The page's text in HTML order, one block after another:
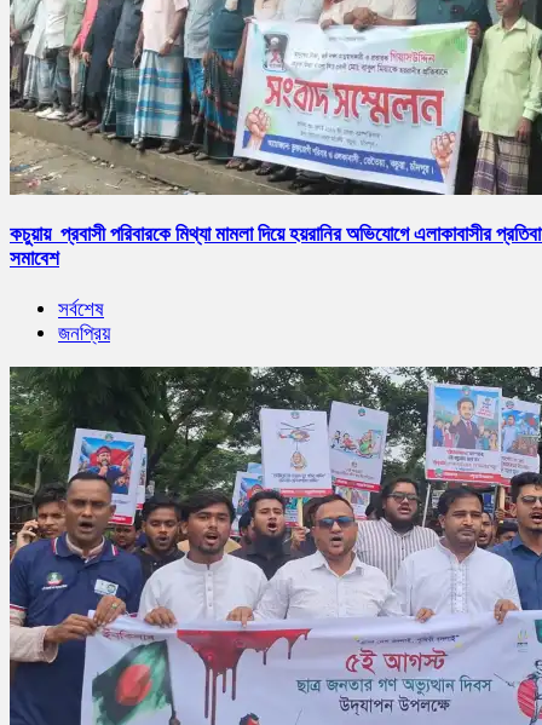
কচুয়ায় প্রবাসী পরিবারকে মিথ্যা মামলা দিয়ে হয়রানির অভিযোগে এলাকাবাসীর
সমাবেশ
সর্বশেষ
জনপ্রিয়